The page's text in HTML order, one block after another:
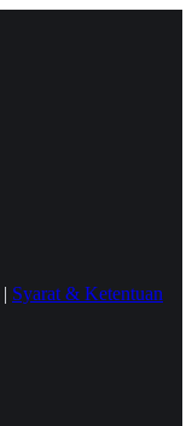
| Syarat & Ketentuan